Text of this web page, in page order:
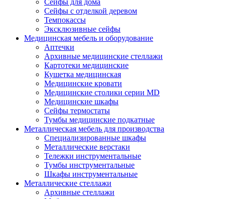
Сейфы с отделкой деревом
Темпокассы
Эксклюзивные сейфы
Медицинская мебель и оборудование
Аптечки
Архивные медицинские стеллажи
Картотеки медицинские
Кушетка медицинская
Медицинские кровати
Медицинские столики серии MD
Медицинские шкафы
Сейфы термостаты
Тумбы медицинские подкатные
Металлическая мебель для производства
Cпециализированные шкафы
Металлические верстаки
Тележки инструментальные
Тумбы инструментальные
Шкафы инструментальные
Металлические стеллажи
Архивные стеллажи